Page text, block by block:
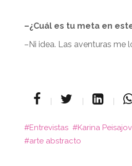
–¿Cuál es tu meta en
–Ni idea. Las aventuras me
Entrevistas Karina
arte abstracto